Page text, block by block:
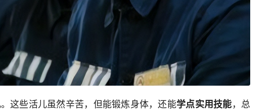
这些活儿虽然辛苦，但能锻炼身体，还能学点实用技能，总